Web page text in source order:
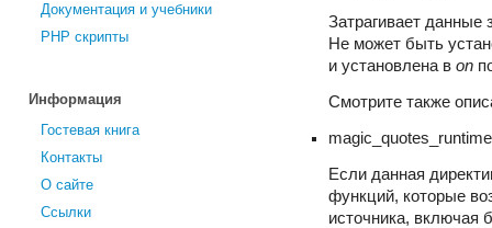
Затрагивает данные
Не может быть
и установлена в on
Смотрите также
magic_quotes_runtime
Если данная
функций, которые
источника, включая
Документация и учебники
PHP скрипты
Информация
Гостевая книга
Контакты
О сайте
Ссылки